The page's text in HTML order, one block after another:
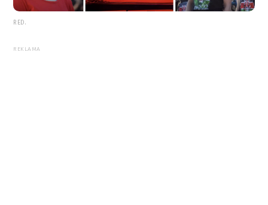
RED.
REKLAMA